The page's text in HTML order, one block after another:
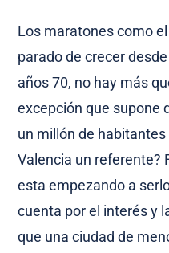
Los maratones como
parado de crecer
años 70, no hay más
excepción que supone
un millón de
Valencia un referente?
esta empezando a
cuenta por el interés y
que una ciudad de